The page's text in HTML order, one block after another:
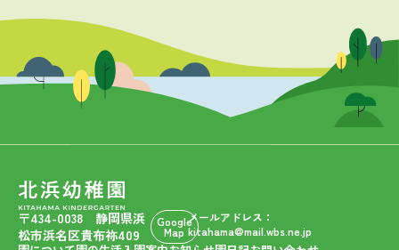
〒434-0038 静岡県浜
松市浜名区貴布祢409
Google
Map
メールアドレス：
kitahama@mail.wbs.ne.jp